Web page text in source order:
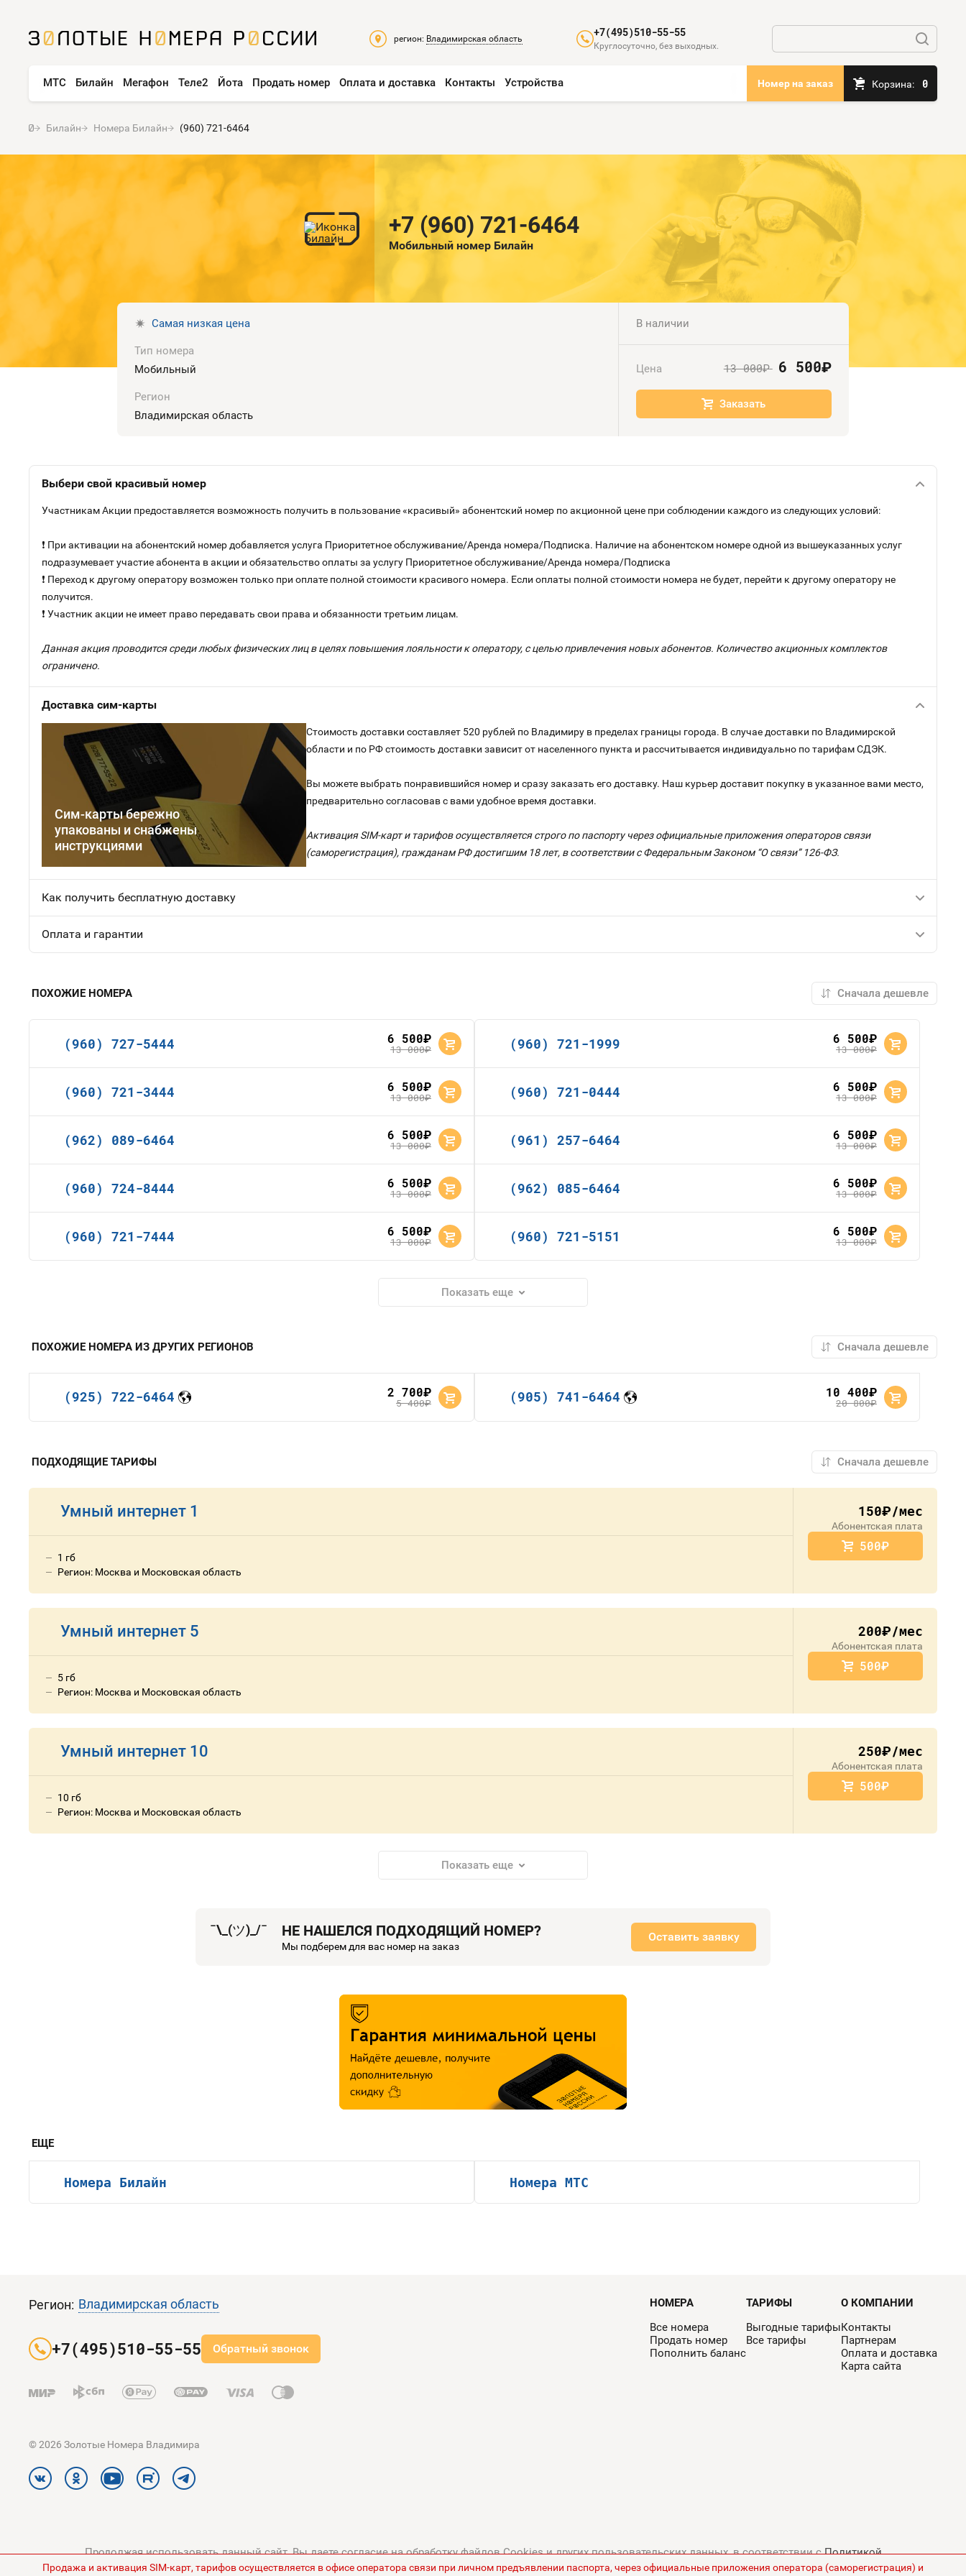
регион: Владимирская область +7(495)510-55-55
Круглосуточно, без выходных.
МТС Билайн Мегафон Теле2 Йота Продать номер Оплата и доставка Контакты Устройства Номер на заказ Корзина: 0
Билайн Номера Билайн (960) 721-6464
+7 (960) 721-6464
Мобильный номер Билайн
Самая низкая цена
Тип номера
Мобильный
Регион
Владимирская область
В наличии
Цена 13 000руб. 6 500руб.
Заказать
Выбери свой красивый номер
Участникам Акции предоставляется возможность получить в пользование «красивый» абонентский номер по акционной цене при соблюдении каждого из следующих условий:
❗ При активации на абонентский номер добавляется услуга Приоритетное обслуживание/Аренда номера/Подписка. Наличие на абонентском номере одной из вышеуказанных услуг
подразумевает участие абонента в акции и обязательство оплаты за услугу Приоритетное обслуживание/Аренда номера/Подписка
❗ Переход к другому оператору возможен только при оплате полной стоимости красивого номера. Если оплаты полной стоимости номера не будет, перейти к другому оператору не
получится.
❗ Участник акции не имеет право передавать свои права и обязанности третьим лицам.
Данная акция проводится среди любых физических лиц в целях повышения лояльности к оператору, с целью привлечения новых абонентов. Количество акционных комплектов
ограничено.
Доставка сим-карты
Сим-карты бережно
упакованы и снабжены
инструкциями
Стоимость доставки составляет 520 рублей по Владимиру в пределах границы города. В случае доставки по Владимирской
области и по РФ стоимость доставки зависит от населенного пункта и рассчитывается индивидуально по тарифам СДЭК.
Вы можете выбрать понравившийся номер и сразу заказать его доставку. Наш курьер доставит покупку в указанное вами место,
предварительно согласовав с вами удобное время доставки.
Активация SIM-карт и тарифов осуществляется строго по паспорту через официальные приложения операторов связи
(саморегистрация), гражданам РФ достигшим 18 лет, в соответствии с Федеральным Законом “О связи” 126-ФЗ.
Как получить бесплатную доставку
Оплата и гарантии
ПОХОЖИЕ НОМЕРА
(960) 727-5444 6 500руб.
13 000руб. (960) 721-1999 6 500руб.
13 000руб.
(960) 721-3444 6 500руб.
13 000руб. (960) 721-0444 6 500руб.
13 000руб.
(962) 089-6464 6 500руб.
13 000руб. (961) 257-6464 6 500руб.
13 000руб.
(960) 724-8444 6 500руб.
13 000руб. (962) 085-6464 6 500руб.
13 000руб.
(960) 721-7444 6 500руб.
13 000руб. (960) 721-5151 6 500руб.
13 000руб.
Показать еще
ПОХОЖИЕ НОМЕРА ИЗ ДРУГИХ РЕГИОНОВ
(925) 722-6464 2 700руб.
5 400руб. (905) 741-6464 10 400руб.
20 800руб.
ПОДХОДЯЩИЕ ТАРИФЫ
Умный интернет 1
1 гб
Регион: Москва и Московская область
150руб./мес
Абонентская плата
500руб.
Умный интернет 5
5 гб
Регион: Москва и Московская область
200руб./мес
Абонентская плата
500руб.
Умный интернет 10
10 гб
Регион: Москва и Московская область
250руб./мес
Абонентская плата
500руб.
Показать еще
¯\_(ツ)_/¯ НЕ НАШЕЛСЯ ПОДХОДЯЩИЙ НОМЕР?
Мы подберем для вас номер на заказ
Оставить заявку
ЕЩЕ
Номера Билайн Номера МТС
НОМЕРА
Все номера
Продать номер
Пополнить баланс
ТАРИФЫ
Выгодные тарифы
Все тарифы
О КОМПАНИИ
Контакты
Партнерам
Оплата и доставка
Карта сайта
Регион: Владимирская область
+7(495)510-55-55 Обратный звонок
© 2026 Золотые Номера Владимира
Продолжая использовать данный сайт, Вы даете согласие на обработку файлов Cookies и других пользовательских данных, в соответствии сПолитикой
Продажа и активация SIM-карт, тарифов осуществляется в офисе оператора связи при личном предъявлении паспорта, через официальные приложения оператора (саморегистрация) и